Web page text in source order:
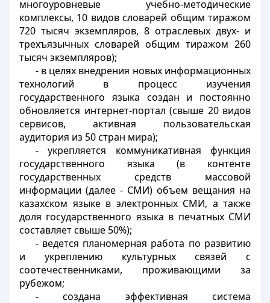
многоуровневые учебно-методические
комплексы, 10 видов словарей общим тиражом
720 тысяч экземпляров, 8 отраслевых двух- и
трехъязычных словарей общим тиражом 260
тысяч экземпляров);
- в целях внедрения новых информационных
технологий в процесс изучения
государственного языка создан и постоянно
обновляется интернет-портал (свыше 20 видов
сервисов, активная пользовательская
аудитория из 50 стран мира);
- укрепляется коммуникативная функция
государственного языка (в контенте
государственных средств массовой
информации (далее - СМИ) объем вещания на
казахском языке в электронных СМИ, а также
доля государственного языка в печатных СМИ
составляет свыше 50%);
- ведется планомерная работа по развитию
и укреплению культурных связей с
соотечественниками, проживающими за
рубежом;
- создана эффективная система